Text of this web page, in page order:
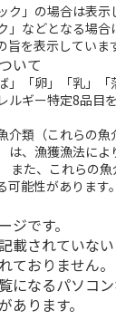
ク」の場合は表
」などとなる場
を表示していま
いて
」「卵」「乳」
ルギー特定8品目
介類（これらの魚
は、漁獲漁法によ
また、これらの
能性があります。
ジです。
載されていな
ておりません。
になるパソコ
あります。